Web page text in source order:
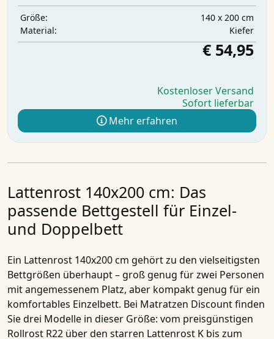
Größe:
140 x 200 cm
Material:
Kiefer
€ 54,95
Kostenloser Versand
Sofort lieferbar
Mehr erfahren
Lattenrost 140x200 cm: Das
passende Bettgestell für Einzel-
und Doppelbett
Ein Lattenrost 140x200 cm gehört zu den vielseitigsten
Bettgrößen überhaupt – groß genug für zwei Personen
mit angemessenem Platz, aber kompakt genug für ein
komfortables Einzelbett. Bei Matratzen Discount finden
Sie drei Modelle in dieser Größe: vom preisgünstigen
Rollrost R22 über den starren Lattenrost K bis zum